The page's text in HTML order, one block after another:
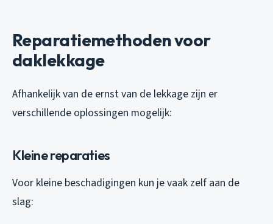
Reparatiemethoden voor
daklekkage
Afhankelijk van de ernst van de lekkage zijn er
verschillende oplossingen mogelijk:
Kleine reparaties
Voor kleine beschadigingen kun je vaak zelf aan de
slag: